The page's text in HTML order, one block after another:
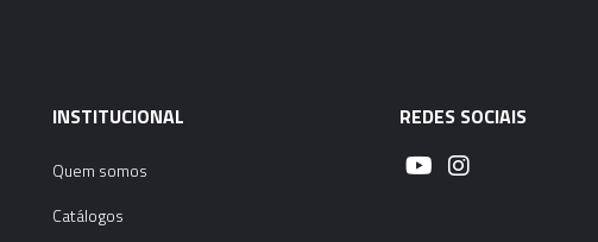
INSTITUCIONAL
Quem somos
Catálogos
REDES SOCIAIS